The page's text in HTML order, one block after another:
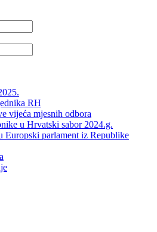
RH
vijeća mjesnih odbora
u Hrvatski sabor 2024.g.
Europski parlament iz Republike